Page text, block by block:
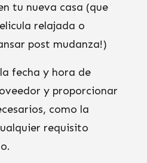
tu nueva casa (que
relajada o
post mudanza!)
fecha y hora de
y proporcionar
como la
requisito